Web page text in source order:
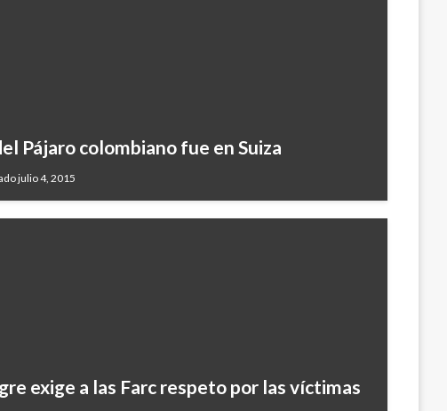
Pájaro colombiano fue en Suiza
julio 4, 2015
exige a las Farc respeto por las víctimas